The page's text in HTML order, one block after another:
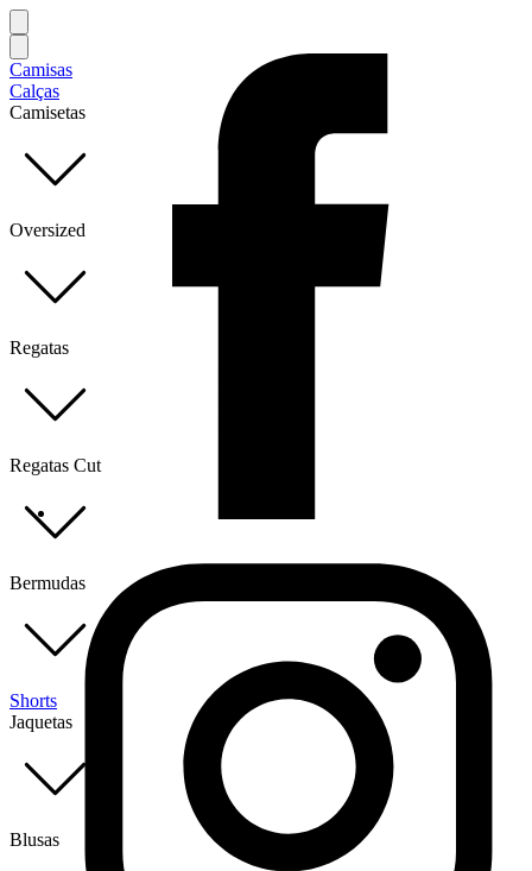
Camisas
Calças
Camisetas
Oversized
Regatas
Regatas Cut
Bermudas
Shorts
Jaquetas
Blusas